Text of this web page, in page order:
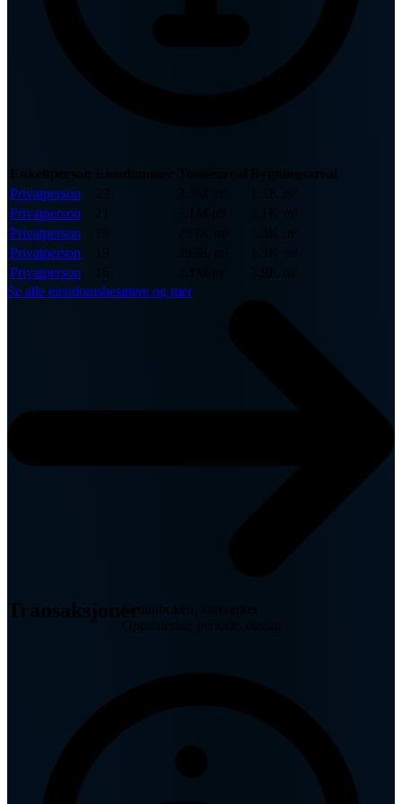
Enkeltperson Eiendommer
Bygningsareal
Privatperson
23
Privatperson
21
Privatperson
19
Privatperson
19
Privatperson
16
Se alle eiendomsbesittere og mer
TransaksjonerGrunnboken, kartverket
Oppdatering periode: daglig